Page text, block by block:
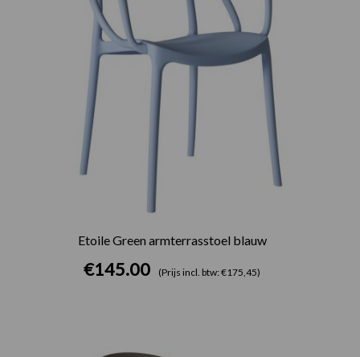
Etoile Green armterrasstoel blauw
€145.00 (Prijs incl. btw: €175,45)